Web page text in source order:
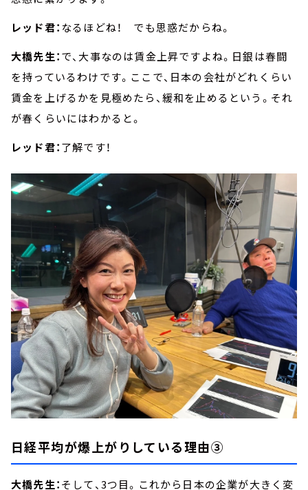
レッド君： なるほどね！ でも思惑だからね。
大橋先生：で、大事なのは賃金上昇ですよね。日銀は春闘
を持っているわけです。ここで、日本の会社がどれくらい
賃金を上げるかを見極めたら、緩和を止めるという。それ
が春くらいにはわかると。
レッド君：了解です！
日経平均が爆上がりしている理由③
大橋先生：そして、3つ目。これから日本の企業が大きく変